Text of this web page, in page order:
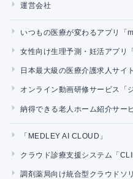
運営会社
いつもの医療が変わるアプリ「
女性向け生理予測・妊活アプリ
日本最大級の医療介護求人サイ
オンライン動画研修サービス「
納得できる老人ホーム紹介サー
「MEDLEY AI CLOUD」
クラウド診療支援システム「
調剤薬局向け統合型クラウドソ